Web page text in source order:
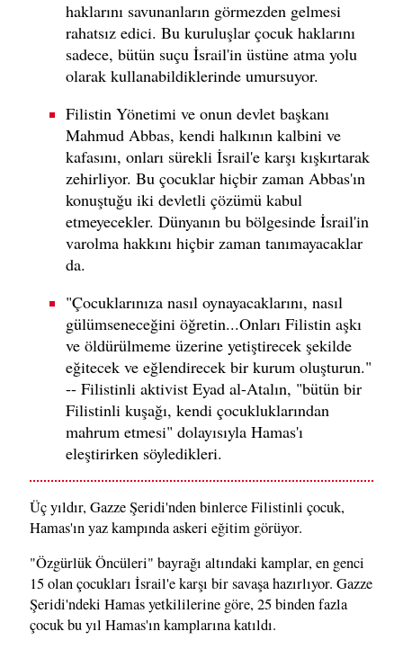
haklarını savunanların görmezden gelmesi
rahatsız edici. Bu kuruluşlar çocuk haklarını
sadece, bütün suçu İsrail'in üstüne atma yolu
olarak kullanabildiklerinde umursuyor.
Filistin Yönetimi ve onun devlet başkanı
Mahmud Abbas, kendi halkının kalbini ve
kafasını, onları sürekli İsrail'e karşı kışkırtarak
zehirliyor. Bu çocuklar hiçbir zaman Abbas'ın
konuştuğu iki devletli çözümü kabul
etmeyecekler. Dünyanın bu bölgesinde İsrail'in
varolma hakkını hiçbir zaman tanımayacaklar
da.
"Çocuklarınıza nasıl oynayacaklarını, nasıl
gülümseneceğini öğretin...Onları Filistin aşkı
ve öldürülmeme üzerine yetiştirecek şekilde
eğitecek ve eğlendirecek bir kurum oluşturun."
-- Filistinli aktivist Eyad al-Atalın, "bütün bir
Filistinli kuşağı, kendi çocukluklarından
mahrum etmesi" dolayısıyla Hamas'ı
eleştirirken söyledikleri.
Üç yıldır, Gazze Şeridi'nden binlerce Filistinli çocuk,
Hamas'ın yaz kampında askeri eğitim görüyor.
"Özgürlük Öncüleri" bayrağı altındaki kamplar, en genci
15 olan çocukları İsrail'e karşı bir savaşa hazırlıyor. Gazze
Şeridi'ndeki Hamas yetkililerine göre, 25 binden fazla
çocuk bu yıl Hamas'ın kamplarına katıldı.